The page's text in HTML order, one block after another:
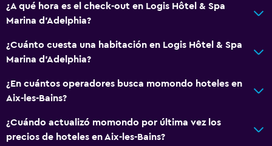
¿A qué hora es el check-out en Logis Hôtel & Spa
Marina d'Adelphia?
¿Cuánto cuesta una habitación en Logis Hôtel & Spa
Marina d'Adelphia?
¿En cuántos operadores busca momondo hoteles en
Aix-les-Bains?
¿Cuándo actualizó momondo por última vez los
precios de hoteles en Aix-les-Bains?